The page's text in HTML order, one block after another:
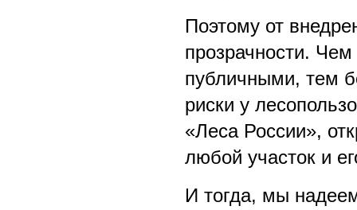
Поэтому от
прозрачности.
публичными, тем
риски у
«Леса России»,
любой участок и
И тогда, мы